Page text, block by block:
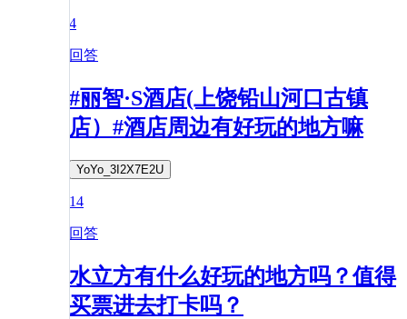
4
回答
#丽智·S酒店(上饶铅山河口古镇
店）#酒店周边有好玩的地方嘛
YoYo_3I2X7E2U
14
回答
水立方有什么好玩的地方吗？值得
买票进去打卡吗？